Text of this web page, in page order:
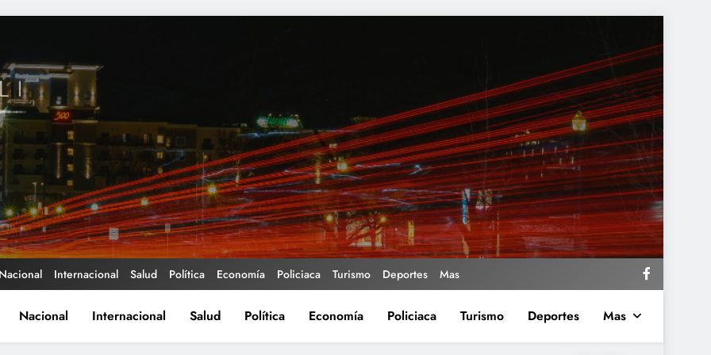
Nacional Internacional Salud Política Economía Policiaca Turismo Deportes Mas
Nacional Internacional Salud Política Economía Policiaca Turismo Deportes Mas